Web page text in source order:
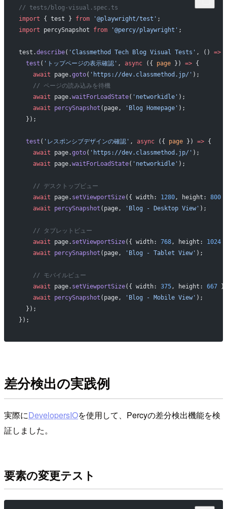
// tests/blog-visual.spec.ts
import { test } from '@playwright/test' ;
import percySnapshot from '@percy/playwright' ;
test.describe( 'Classmethod Tech Blog Visual Tests' , () =>
  test
( 'トップページの表示確認' , async ({ page }) => {
    await
page.goto( 'https://dev.classmethod.jp/' );
    // ページの読み込みを待機
    await
page.waitForLoadState( 'networkidle' );
    await
percySnapshot (page, 'Blog Homepage' );
  });
  test
( 'レスポンシブデザインの確認' , async ({ page }) => {
    await
page.goto( 'https://dev.classmethod.jp/' );
    await
page.waitForLoadState( 'networkidle' );
    // デスクトップビュー
    await
page. setViewportSize({ width: 1280, height: 800
    await
percySnapshot (page, 'Blog - Desktop View' );
    // タブレットビュー
    await
page. setViewportSize({ width: 768, height: 1024
    await
percySnapshot (page, 'Blog - Tablet View' );
    // モバイルビュー
    await
page. setViewportSize({ width: 375, height: 667
    await
percySnapshot (page, 'Blog - Mobile View' );
  });
});
差分検出の実践例
実際にDevelopersIOを使用して、Percyの差分検出機能を検
証しました。
要素の変更テスト